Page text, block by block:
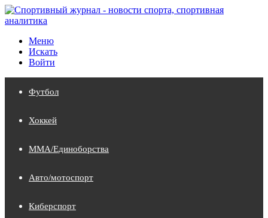
Меню
Искать
Войти
Футбол
Хоккей
MMA/Единоборства
Авто/мотоспорт
Киберспорт